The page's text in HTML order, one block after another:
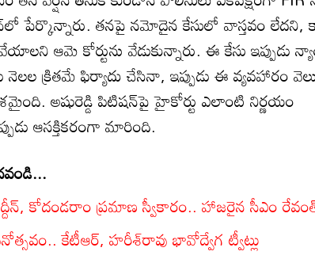
పేర్కొన్నారు. తనపై నమోదైన కేసులో వాస్తవం లేదని,
ఆమె కోర్టును వేడుకున్నారు. ఈ కేసు ఇప్పుడు
క్రితమే ఫిర్యాదు చేసినా, ఇప్పుడు ఈ వ్యవహారం
అషురెడ్డి పిటిషన్‌పై హైకోర్టు ఎలాంటి నిర్ణయం
ఆసక్తికరంగా మారింది.
కోదండరాం ప్రమాణ స్వీకారం.. హాజరైన సీఎం
కేటీఆర్, హరీశ్‌రావు భావోద్వేగ ట్వీట్లు